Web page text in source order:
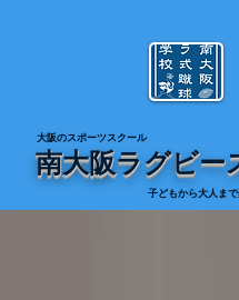
​大阪のスポーツスクール
南大阪ラグビー
子どもから大人ま